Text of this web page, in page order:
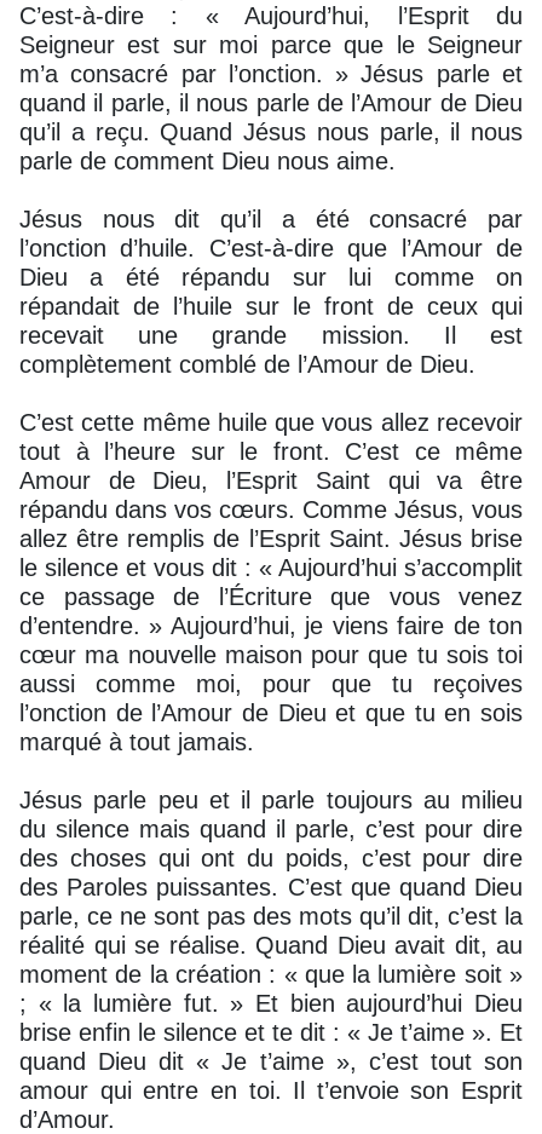
C’est-à-dire : « Aujourd’hui, l’Esprit du
Seigneur est sur moi parce que le Seigneur
m’a consacré par l’onction. » Jésus parle et
quand il parle, il nous parle de l’Amour de Dieu
qu’il a reçu. Quand Jésus nous parle, il nous
parle de comment Dieu nous aime.
Jésus nous dit qu’il a été consacré par
l’onction d’huile. C’est-à-dire que l’Amour de
Dieu a été répandu sur lui comme on
répandait de l’huile sur le front de ceux qui
recevait une grande mission. Il est
complètement comblé de l’Amour de Dieu.
C’est cette même huile que vous allez recevoir
tout à l’heure sur le front. C’est ce même
Amour de Dieu, l’Esprit Saint qui va être
répandu dans vos cœurs. Comme Jésus, vous
allez être remplis de l’Esprit Saint. Jésus brise
le silence et vous dit : « Aujourd’hui s’accomplit
ce passage de l’Écriture que vous venez
d’entendre. » Aujourd’hui, je viens faire de ton
cœur ma nouvelle maison pour que tu sois toi
aussi comme moi, pour que tu reçoives
l’onction de l’Amour de Dieu et que tu en sois
marqué à tout jamais.
Jésus parle peu et il parle toujours au milieu
du silence mais quand il parle, c’est pour dire
des choses qui ont du poids, c’est pour dire
des Paroles puissantes. C’est que quand Dieu
parle, ce ne sont pas des mots qu’il dit, c’est la
réalité qui se réalise. Quand Dieu avait dit, au
moment de la création : « que la lumière soit »
; « la lumière fut. » Et bien aujourd’hui Dieu
brise enfin le silence et te dit : « Je t’aime ». Et
quand Dieu dit « Je t’aime », c’est tout son
amour qui entre en toi. Il t’envoie son Esprit
d’Amour.